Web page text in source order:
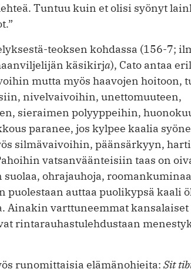
Tuntuu kuin et olisi syönyt
teoksen kohdassa (156-7;
käsikirja), Cato antaa
mutta myös haavojen hoitoon,
nivelvaivoihin, unettomuuteen,
sieraimen polyyppeihin,
paranee, jos kylpee kaalia
silmävaivoihin, päänsärkyyn,
vatsanväänteisiin taas on
suolaa, ohrajauhoja,
auttaa puolikypsä kaali
Ainakin varttuneemmat
rintarauhastulehdustaan
runomittaisia elämänohjeita: Sit